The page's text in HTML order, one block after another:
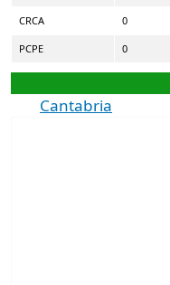
CRCA 0
PCPE 0
Cantabria